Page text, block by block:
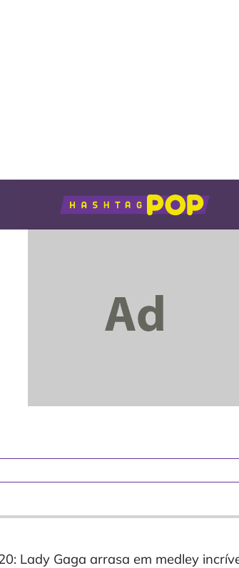
Lady Gaga arrasa em medley